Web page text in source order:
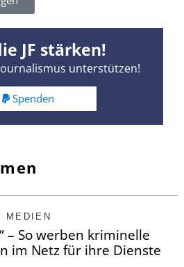
JF stärken!
unterstützen!
Spenden
MEDIEN
– So werben kriminelle
im Netz für ihre Dienste